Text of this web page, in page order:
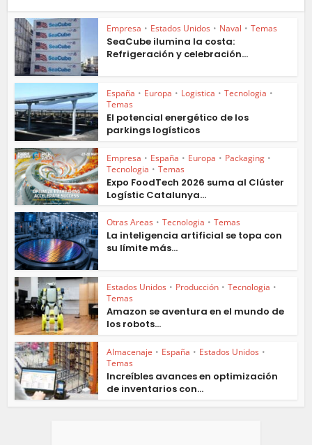
Empresa • Estados Unidos • Naval • Temas
SeaCube ilumina la costa:
Refrigeración y celebración...
España • Europa • Logistica • Tecnologia •
Temas
El potencial energético de los
parkings logísticos
Empresa • España • Europa • Packaging •
Tecnologia • Temas
Expo FoodTech 2026 suma al Clúster
Logístic Catalunya...
Otras Areas • Tecnologia • Temas
La inteligencia artificial se topa con
su límite más...
Estados Unidos • Producción • Tecnologia •
Temas
Amazon se aventura en el mundo de
los robots...
Almacenaje • España • Estados Unidos •
Temas
Increíbles avances en optimización
de inventarios con...